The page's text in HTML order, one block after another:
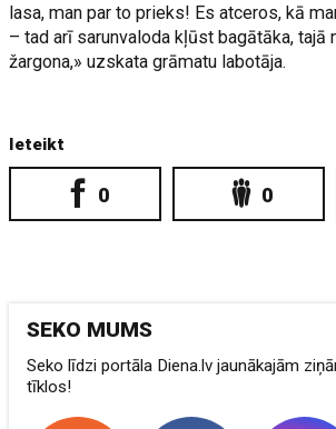
lasa, man par to prieks! Es atceros, kā
– tad arī sarunvaloda kļūst bagātāka, tajā
žargona,» uzskata grāmatu labotāja.
Ieteikt
0 0
SEKO MUMS
Seko līdzi portāla Diena.lv jaunākajām
tīklos!